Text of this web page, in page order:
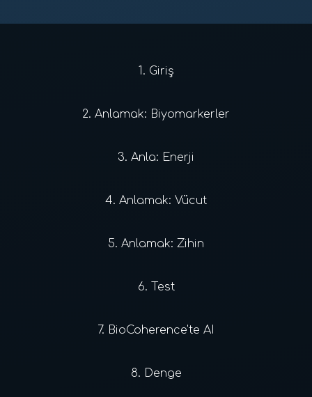
1. Giriş
2. Anlamak: Biyomarkerler
3. Anla: Enerji
4. Anlamak: Vücut
5. Anlamak: Zihin
6. Test
7. BioCoherence'te AI
8. Denge